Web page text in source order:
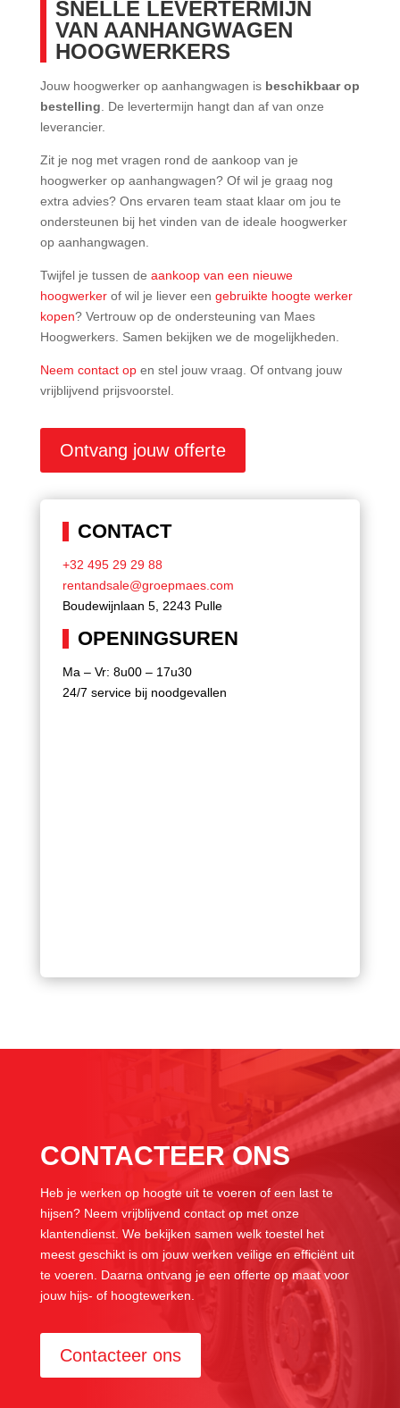
SNELLE LEVERTERMIJN
VAN AANHANGWAGEN
HOOGWERKERS
Jouw hoogwerker op aanhangwagen is beschikbaar op
bestelling . De levertermijn hangt dan af van onze
leverancier.
Zit je nog met vragen rond de aankoop van je
hoogwerker op aanhangwagen? Of wil je graag nog
extra advies? Ons ervaren team staat klaar om jou te
ondersteunen bij het vinden van de ideale hoogwerker
op aanhangwagen.
Twijfel je tussen de aankoop van een nieuwe
hoogwerkerof wil je liever een gebruikte hoogte werker
kopen? Vertrouw op de ondersteuning van Maes
Hoogwerkers. Samen bekijken we de mogelijkheden.
Neem contact open stel jouw vraag. Of ontvang jouw
vrijblijvend prijsvoorstel.
Ontvang jouw offerte
CONTACT
+32 495 29 29 88
rentandsale@groepmaes.com
Boudewijnlaan 5, 2243 Pulle
OPENINGSUREN
Ma – Vr: 8u00 – 17u30
24/7 service bij noodgevallen
CONTACTEER ONS
Heb je werken op hoogte uit te voeren of een last te
hijsen? Neem vrijblijvend contact op met onze
klantendienst. We bekijken samen welk toestel het
meest geschikt is om jouw werken veilige en efficiënt uit
te voeren. Daarna ontvang je een offerte op maat voor
jouw hijs- of hoogtewerken.
Contacteer ons